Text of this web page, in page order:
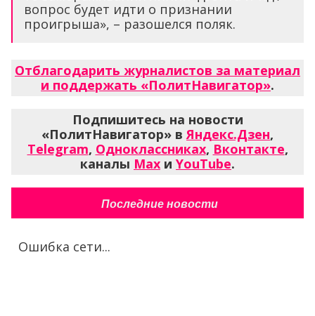
вопрос будет идти о признании
проигрыша», – разошелся поляк.
Отблагодарить журналистов за материал
и поддержать «ПолитНавигатор».
Подпишитесь на новости
«ПолитНавигатор» вЯндекс.Дзен,
Telegram, Одноклассниках, Вконтакте,
каналы Max и YouTube.
Последние новости
Ошибка сети...